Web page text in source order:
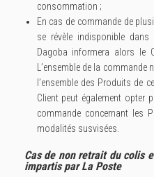
consommation ;
En cas de commande de
se révèle indisponible
Dagoba informera alors le
L’ensemble de la
l’ensemble des Produits de
Client peut également opter
commande concernant les
modalités susvisées.
Cas de non retrait du colis
impartis par La Poste